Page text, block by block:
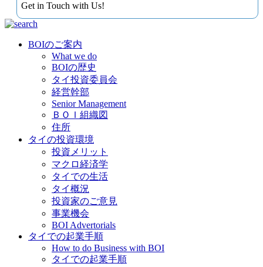
Get in Touch with Us!
BOIのご案内
What we do
BOIの歴史
タイ投資委員会
経営幹部
Senior Management
ＢＯＩ組織図
住所
タイの投資環境
投資メリット
マクロ経済学
タイでの生活
タイ概況
投資家のご意見
事業機会
BOI Advertorials
タイでの起業手順
How to do Business with BOI
タイでの起業手順